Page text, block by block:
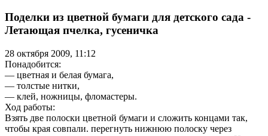
Поделки из цветной бумаги для детского сада -
Летающая пчелка, гусеничка
28 октября 2009, 11:12
Понадобится:
— цветная и белая бумага,
— толстые нитки,
— клей, ножницы, фломастеры.
Ход работы:
Взять две полоски цветной бумаги и сложить концами так,
чтобы края совпали. перегнуть нижнюю полоску через